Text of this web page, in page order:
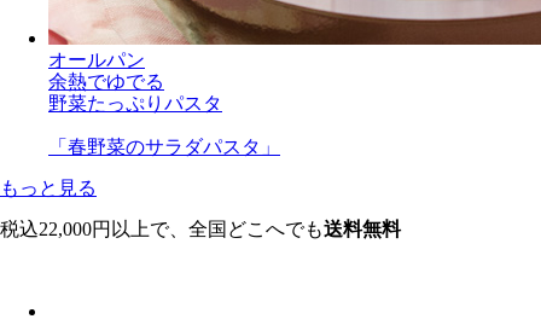
オールパン
余熱でゆでる
野菜たっぷりパスタ
「春野菜のサラダパスタ」
もっと見る
税込22,000円以上で、全国どこへでも送料無料